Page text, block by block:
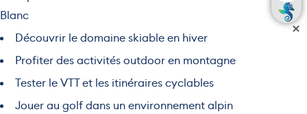
Blanc
Découvrir le domaine skiable en hiver
Profiter des activités outdoor en montagne
Tester le VTT et les itinéraires cyclables
Jouer au golf dans un environnement alpin